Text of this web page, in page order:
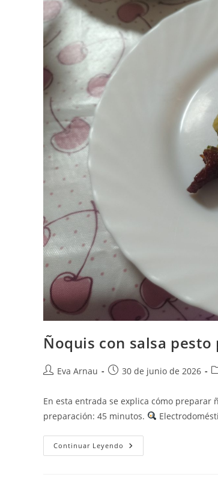
Ñoquis con salsa pesto
Autor
entrada:
Eva Arnau
Publicación
entrada:
30 de junio de 2026
la
En esta entrada se explica cómo preparar
preparación: 45 minutos.
Continuar Leyendo Ñoquis
Con